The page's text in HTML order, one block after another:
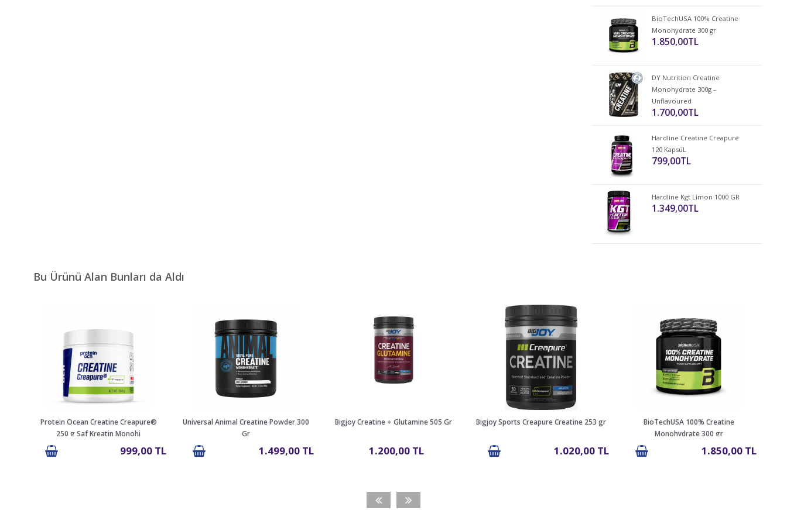
BioTechUSA 100% Creatine
Monohydrate 300 gr
1.850,00TL
DY Nutrition Creatine
Monohydrate 300g –
Unflavoured
1.700,00TL
Hardline Creatine Creapure
120 KapsüL
799,00TL
Hardline Kgt Limon 1000 GR
1.349,00TL
Bu Ürünü Alan Bunları da Aldı
Protein Ocean Creatine Creapure®
250 g Saf Kreatin Monohi
999,00 TL
Universal Animal Creatine Powder 300
Gr
1.499,00 TL
Bigjoy Creatine + Glutamine 505 Gr
1.200,00 TL
Bigjoy Sports Creapure Creatine 253 gr
1.020,00 TL
BioTechUSA 100% Creatine
Monohydrate 300 gr
1.850,00 TL